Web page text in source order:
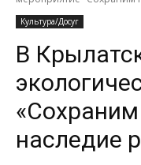
Культура/Досуг
В
наследие